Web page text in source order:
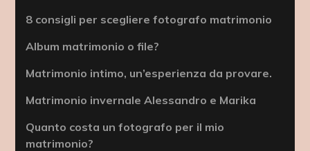
8 consigli per scegliere fotografo matrimonio
Album matrimonio o file?
Matrimonio intimo, un’esperienza da provare.
Matrimonio invernale Alessandro e Marika
Quanto costa un fotografo per il mio
matrimonio?